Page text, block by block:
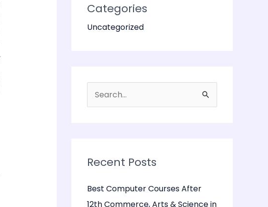
Categories
Uncategorized
c
f
Recent Posts
Best Computer Courses After
12th Commerce, Arts & Science in